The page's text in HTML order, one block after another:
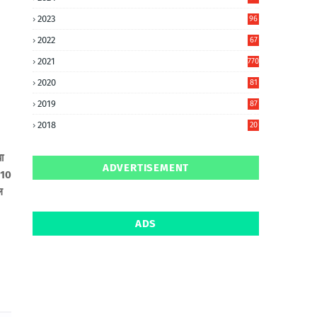
2023
96
2022
67
2021 770
2020
81
2019
87
2018
20
ADVERTISEMENT
ADS